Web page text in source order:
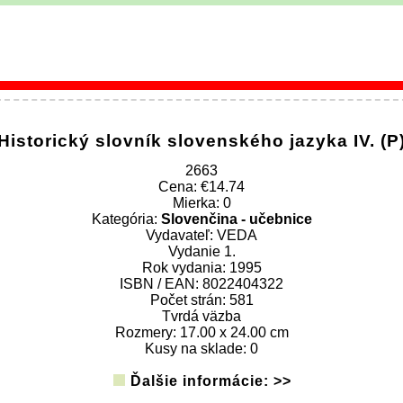
slovník slovenského jazyka IV.
2663
Cena:
14.74
Mierka: 0
Kategória: Slovenčina - učebnice
Vydavateľ: VEDA
Vydanie 1.
Rok vydania: 1995
ISBN / EAN: 8022404322
Počet strán: 581
Tvrdá väzba
Rozmery: 17.00 x 24.00 cm
Kusy na sklade: 0
Ďalšie informácie: >>